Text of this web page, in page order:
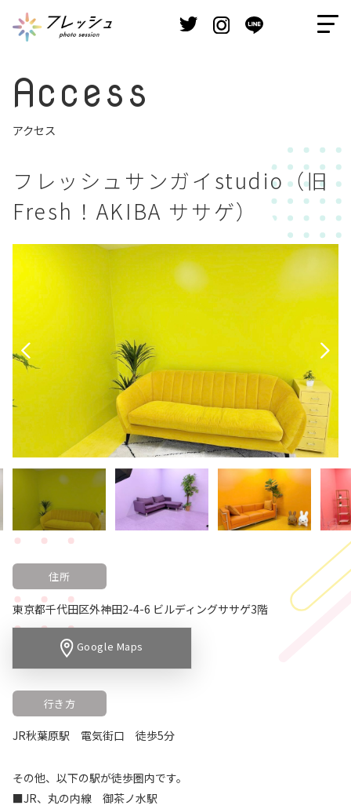
Access
アクセス
フレッシュサンガイstudio（旧
Fresh！AKIBA ササゲ）
住所
東京都千代田区外神田2-4-6 ビルディングササゲ3階
Google Maps
行き方
JR秋葉原駅 電気街口 徒歩5分
その他、以下の駅が徒歩圏内です。
■JR、丸の内線 御茶ノ水駅